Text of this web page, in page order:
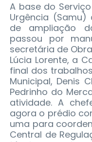
A base do
Urgência (Samu)
de ampliação
passou por
secretária de
Lúcia Lorente, a
final dos
Municipal, Denis
Pedrinho do
atividade. A
agora o prédio
uma para
Central de